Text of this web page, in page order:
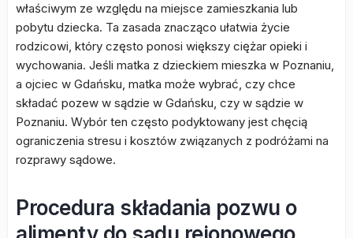
właściwym ze względu na miejsce zamieszkania lub
pobytu dziecka. Ta zasada znacząco ułatwia życie
rodzicowi, który często ponosi większy ciężar opieki i
wychowania. Jeśli matka z dzieckiem mieszka w Poznaniu,
a ojciec w Gdańsku, matka może wybrać, czy chce
składać pozew w sądzie w Gdańsku, czy w sądzie w
Poznaniu. Wybór ten często podyktowany jest chęcią
ograniczenia stresu i kosztów związanych z podróżami na
rozprawy sądowe.
Procedura składania pozwu o